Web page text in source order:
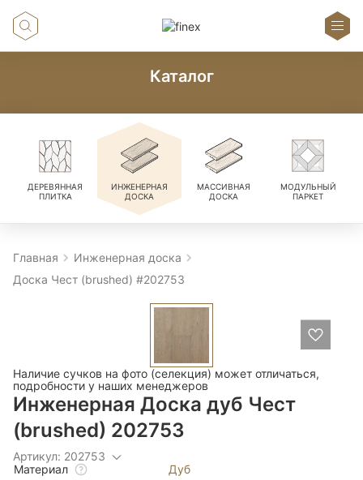
Каталог
ДЕРЕВЯННАЯ
ПЛИТКА
ИНЖЕНЕРНАЯ
ДОСКА
МАССИВНАЯ
ДОСКА
МОДУЛЬНЫЙ
ПАРКЕТ
Главная
Инженерная доска
Доска Чест (brushed) #202753
Наличие сучков на фото (селекция) может отличаться,
подробности у наших менеджеров
Инженерная Доска дуб Чест
(brushed) 202753
Артикул: 202753
Материал
Дуб